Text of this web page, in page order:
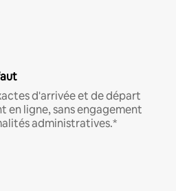
d'arrivée et de départ
en ligne, sans engagement
administratives.*